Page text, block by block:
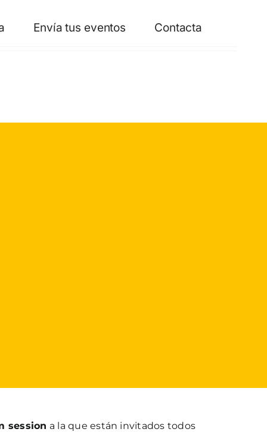
Envía tus eventos Contacta
session a la que están invitados todos